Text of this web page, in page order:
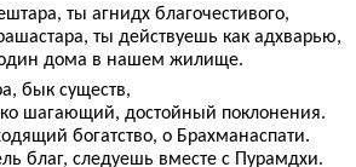
ты агнидх благочестивого,
ты действуешь как адхварью,
дома в нашем жилище.
бык существ,
шагающий, достойный поклонения.
богатство, о Брахманаспати.
благ, следуешь вместе с Пурамдхи.